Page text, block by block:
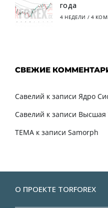
года
4 НЕДЕЛИ / 4
СВЕЖИЕ
Савелий к записи Ядро
Савелий к записи Высшая
TEMA к записи Samorph
О ПРОЕКТЕ TORFOREX